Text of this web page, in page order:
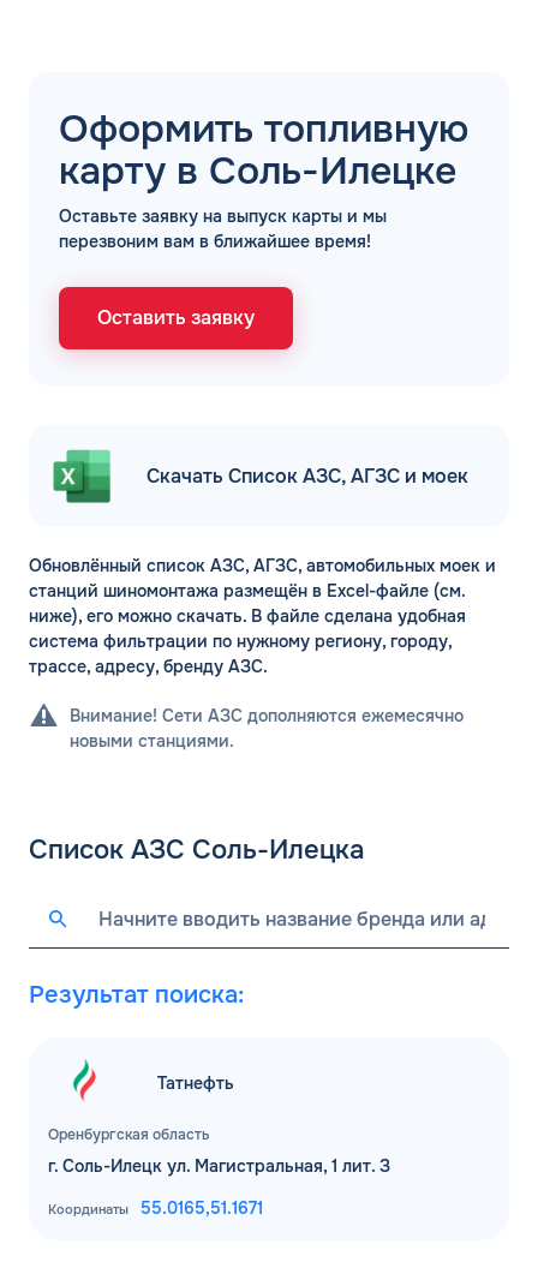
Оформить топливную
карту в Соль-Илецке
Оставьте заявку на выпуск карты и мы
перезвоним вам в ближайшее время!
Оставить заявку
Скачать Список АЗС, АГЗС и моек
Обновлённый список АЗС, АГЗС, автомобильных моек и
станций шиномонтажа размещён в Excel-файле (см.
ниже), его можно скачать. В файле сделана удобная
система фильтрации по нужному региону, городу,
трассе, адресу, бренду АЗС.
Внимание! Сети АЗС дополняются ежемесячно
новыми станциями.
Список АЗС Соль-Илецка
Результат поиска:
Оренбургская область
Татнефть
г. Соль-Илецк ул. Магистральная, 1 лит. З
Координаты 55.0165,51.1671
обработкой персональных данных